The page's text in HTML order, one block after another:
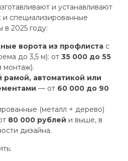
и устанавливают
и специализированные
2025 году:
ворота из профлиста с
до 3,5 м): от 35 000 до 55
монтаж).
рамой, автоматикой или
— от 60 000 до 90
(металл + дерево)
80 000 рублей и выше, в
дизайна.